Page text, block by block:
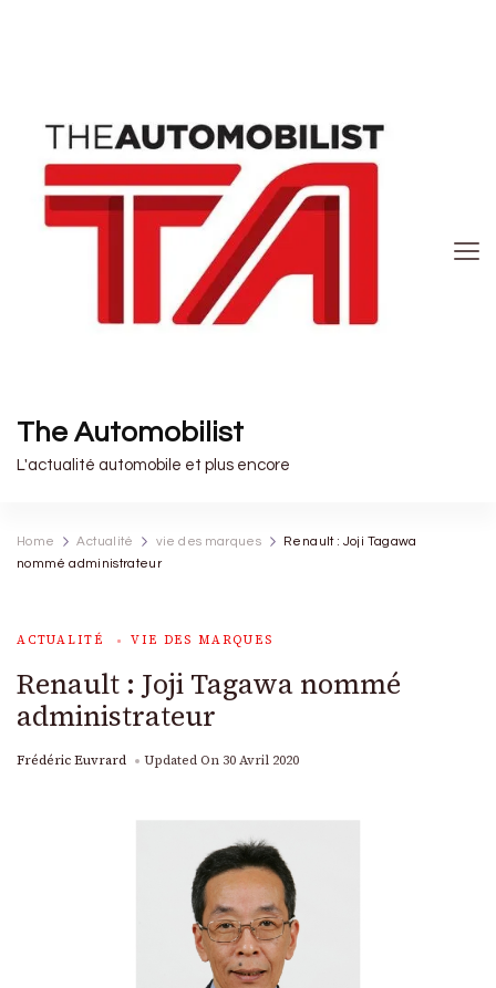
The Automobilist
L'actualité automobile et plus encore
Home Actualité vie des marques
Renault : Joji Tagawa
nommé administrateur
ACTUALITÉ VIE DES MARQUES
Renault : Joji Tagawa nommé
administrateur
Frédéric Euvrard Updated On 30 Avril 2020